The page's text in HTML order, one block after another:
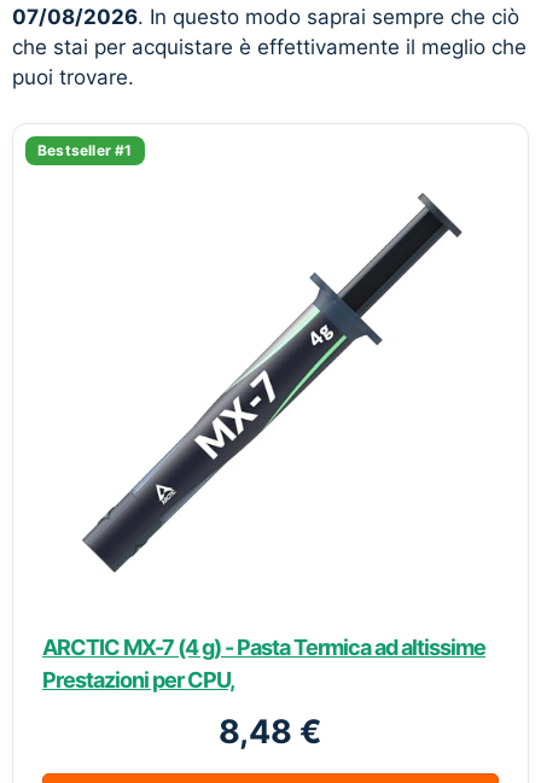
07/08/2026. In questo modo saprai sempre che ciò
che stai per acquistare è effettivamente il meglio che
puoi trovare.
Bestseller #1
ARCTIC MX-7 (4 g) - Pasta Termica ad altissime
Prestazioni per CPU,
8,48 €